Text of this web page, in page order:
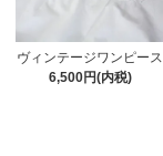
ヴィンテージワンピース
6,500円(内税)